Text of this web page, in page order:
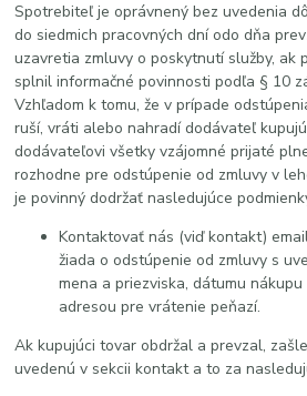
Spotrebiteľ je oprávnený bez uvedenia
do siedmich pracovných dní odo dňa
uzavretia zmluvy o poskytnutí služby, ak
splnil informačné povinnosti podľa § 10
Vzhľadom k tomu, že v prípade
ruší, vráti alebo nahradí dodávateľ
dodávateľovi všetky vzájomné prijaté
rozhodne pre odstúpenie od zmluvy v
je povinný dodržať nasledujúce
Kontaktovať nás (viď kontakt)
žiada o odstúpenie od zmluvy s
mena a priezviska, dátumu nákupu
adresou pre vrátenie peňazí.
Ak kupujúci tovar obdržal a prevzal,
uvedenú v sekcii kontakt a to za